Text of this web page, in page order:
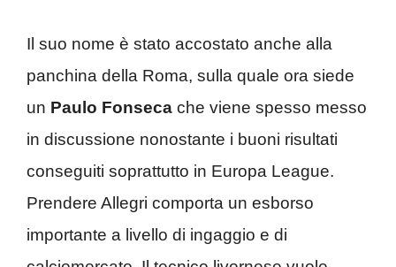
Il suo nome è stato accostato anche alla
panchina della Roma, sulla quale ora siede
un Paulo Fonseca che viene spesso messo
in discussione nonostante i buoni risultati
conseguiti soprattutto in Europa League.
Prendere Allegri comporta un esborso
importante a livello di ingaggio e di